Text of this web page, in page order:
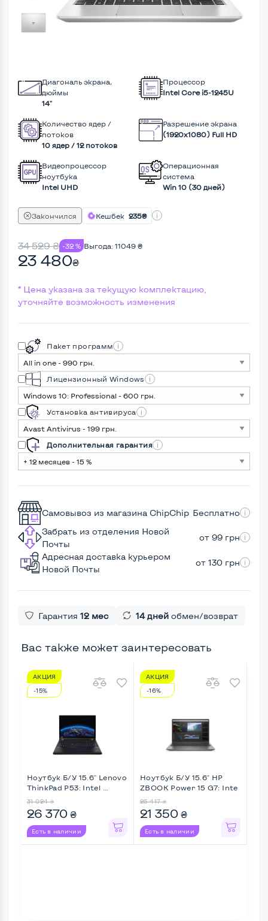
Диагональ экрана,
дюймы
14"
Процессор
Intel Core i5-1245U
Количество ядер /
потоков
10 ядер / 12 потоков
Разрешение экрана
(1920х1080) Full HD
Видеопроцессор
ноутбука
Intel UHD
Операционная
система
Win 10 (30 дней)
Закончился Кешбек 235₴
34 529₴ -32 % Выгода: 11049 ₴
23 480₴
* Цена указана за текущую комплектацию,
уточняйте возможность изменения
Пакет программ
Лицензионный Windows
Установка антивируса
Дополнительная гарантия
Самовывоз из магазина ChipChip Бесплатно
Забрать из отделения Новой
Почты
от 99 грн
Адресная доставка курьером
Новой Почты
от 130 грн
Гарантия 12 мес 14 дней обмен/возврат
Вас также может заинтересовать
АКЦИЯ
-15%
Ноутбук Б/У 15.6" Lenovo
ThinkPad P53: Intel ...
31 024 ₴
26 370 ₴
Есть в наличии
АКЦИЯ
-16%
Ноутбук Б/У 15.6" HP
ZBOOK Power 15 G7: Inte
25 417 ₴
21 350 ₴
Есть в наличии